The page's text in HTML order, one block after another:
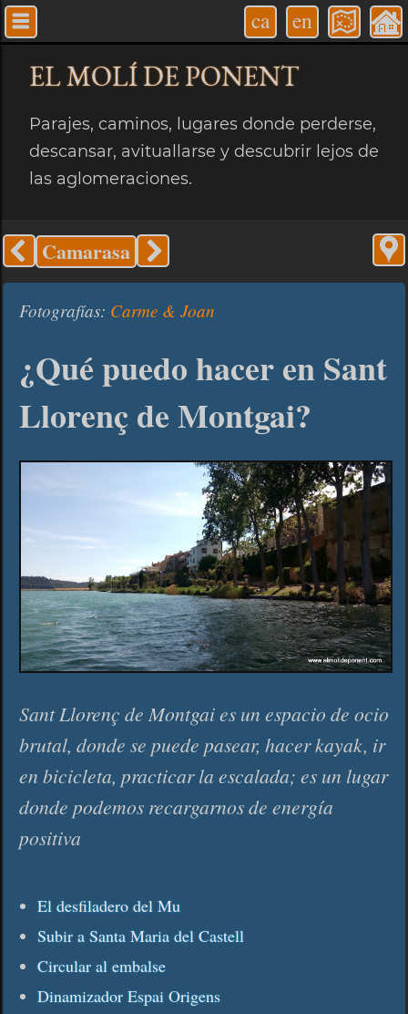
ca en
EL MOLÍDE PONENT
Parajes, caminos, lugares donde perderse,
descansar, avituallarse y descubrir lejos de
las aglomeraciones.
Camarasa
Fotografías: Carme & Joan
¿Qué puedo hacer en Sant
Llorenç de Montgai?
Sant Llorenç de Montgai es un espacio de ocio
brutal, donde se puede pasear, hacer kayak, ir
en bicicleta, practicar la escalada; es un lugar
donde podemos recargarnos de energía
positiva
El desfiladero del Mu
Subir a Santa Maria del Castell
Circular al embalse
Dinamizador Espai Origens